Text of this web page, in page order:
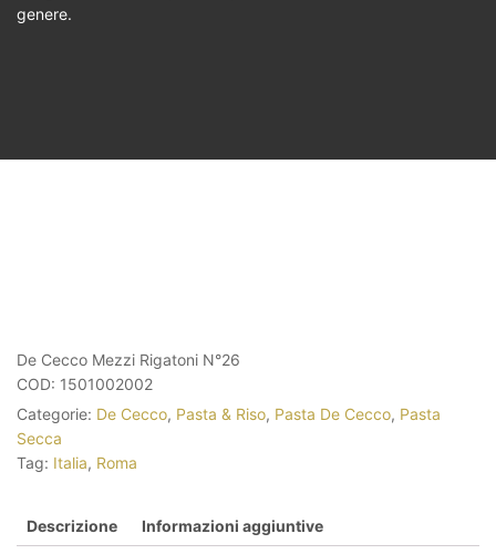
genere.
De Cecco Mezzi Rigatoni N°26
COD: 1501002002
Categorie: De Cecco, Pasta & Riso, Pasta De Cecco, Pasta
Secca
Tag: Italia, Roma
Descrizione Informazioni aggiuntive